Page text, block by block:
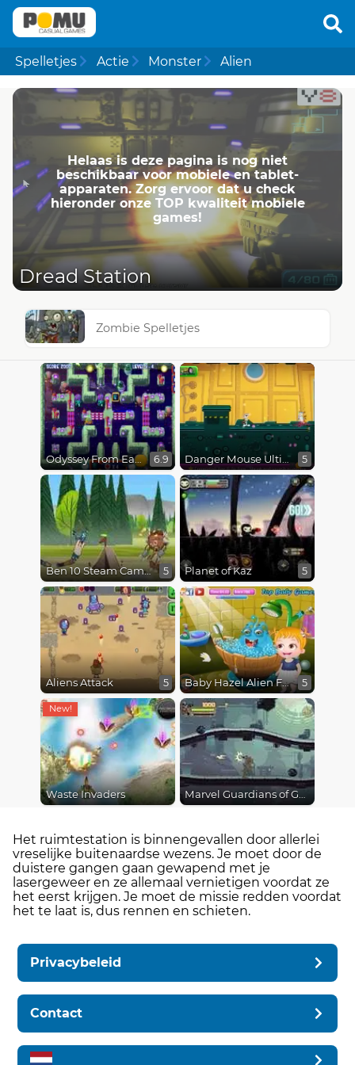
Spelletjes Actie Monster Alien
Helaas is deze pagina is nog niet
beschikbaar voor mobiele en tablet-
apparaten. Zorg ervoor dat u check
hieronder onze TOP kwaliteit mobiele
games!
Dread Station
Zombie Spelletjes
Odyssey From Earth To Space 6.9 Danger Mouse Ultimate 5
Ben 10 Steam Camp 5 Planet of Kaz 5
Aliens Attack 5 Baby Hazel Alien Friend 5
Waste Invaders Marvel Guardians of Galaxy
Het ruimtestation is binnengevallen door allerlei
vreselijke buitenaardse wezens. Je moet door de
duistere gangen gaan gewapend met je
lasergeweer en ze allemaal vernietigen voordat ze
het eerst krijgen. Je moet de missie redden voordat
het te laat is, dus rennen en schieten.
Privacybeleid
Contact